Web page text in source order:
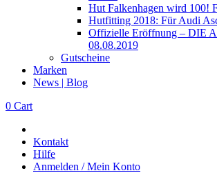
Hut Falkenhagen wird 100!
Hutfitting 2018: Für Audi
Offizielle Eröffnung – DIE
08.08.2019
Gutscheine
Marken
News | Blog
0 Cart
Kontakt
Hilfe
Anmelden / Mein Konto